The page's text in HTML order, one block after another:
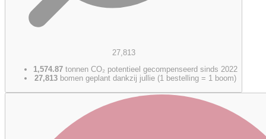
27,813
1,574.87 tonnen CO₂ potentieel gecompenseerd sinds 2022
27,813 bomen geplant dankzij jullie (1 bestelling = 1 boom)